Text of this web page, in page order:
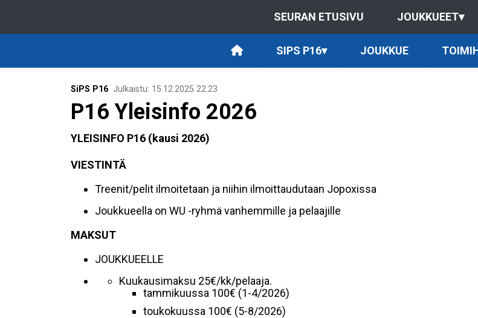
SEURAN ETUSIVU JOUKKUEET▾
SIPS P16▾ JOUKKUE
SiPS P16 Julkaistu: 15.12.2025 22.23
P16 Yleisinfo 2026
YLEISINFO P16 (kausi 2026)
VIESTINTÄ
Treenit/pelit ilmoitetaan ja niihin ilmoittaudutaan Jopoxissa
Joukkueella on WU -ryhmä vanhemmille ja pelaajille
MAKSUT
JOUKKUEELLE
Kuukausimaksu 25€/kk/pelaaja.
tammikuussa 100€ (1-4/2026)
toukokuussa 100€ (5-8/2026)